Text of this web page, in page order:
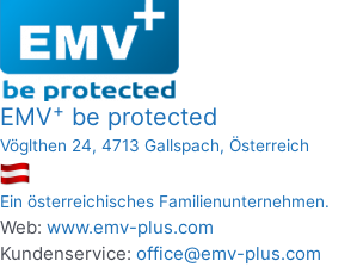
EMV+ be protected
Vöglthen 24, 4713 Gallspach, Österreich
Ein österreichisches Familienunternehmen.
Web: www.emv-plus.com
Kundenservice: office@emv-plus.com